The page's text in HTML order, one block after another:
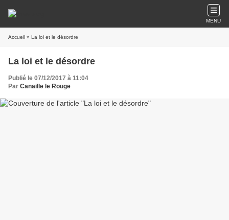
MENU
Accueil » La loi et le désordre
La loi et le désordre
Publié le 07/12/2017 à 11:04
Par Canaille le Rouge